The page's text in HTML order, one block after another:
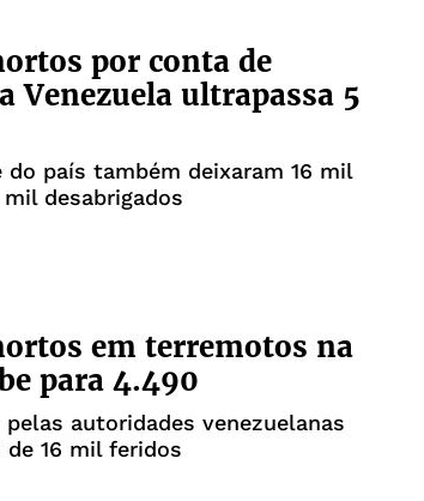
por conta de
Venezuela ultrapassa 5
do país também deixaram 16 mil
desabrigados
em terremotos na
para 4.490
autoridades venezuelanas
16 mil feridos